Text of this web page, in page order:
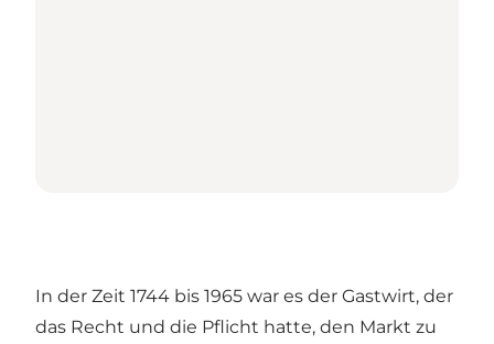
In der Zeit 1744 bis 1965 war es der Gastwirt, der
das Recht und die Pflicht hatte, den Markt zu